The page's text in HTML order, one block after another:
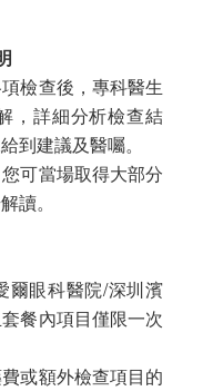
檢查後，專科醫生
，詳細分析檢查結
到建議及醫囑。
可當場取得大部分
讀。
爾眼科醫院/深圳濱
餐內項目僅限一次
或額外檢查項目的